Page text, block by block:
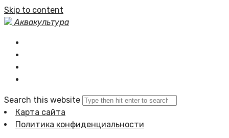
Skip to content
Аквакультура
Search this website
Карта сайта
Политика конфиденциальности